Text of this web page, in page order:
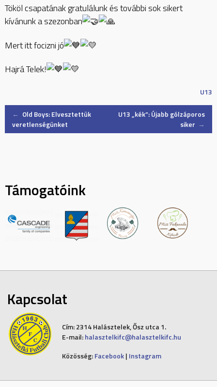
Tököl csapatának gratulálunk és további sok sikert
kívánunk a szezonban
Mert itt focizni jó
Hajrá Telek!
U13
Post
← Old Boys: Elvesztettük
veretlenségünket
U13 „kék”: Újabb gólzáporos
siker →
Támogatóink
Kapcsolat
Cím:2314 Halásztelek, Ősz utca 1.
E-mail: halasztelkifc@halasztelkifc.hu
Közösség: Facebook| Instagram